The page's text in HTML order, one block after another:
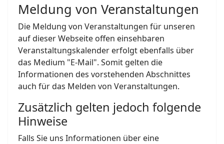
Meldung von Veranstaltungen
Die Meldung von Veranstaltungen für unseren
auf dieser Webseite offen einsehbaren
Veranstaltungskalender erfolgt ebenfalls über
das Medium "E-Mail". Somit gelten die
Informationen des vorstehenden Abschnittes
auch für das Melden von Veranstaltungen.
Zusätzlich gelten jedoch folgende
Hinweise
Falls Sie uns Informationen über eine